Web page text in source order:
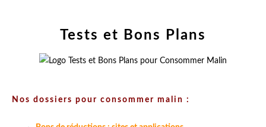
Tests et Bons Plans
Nos dossiers pour consommer malin :